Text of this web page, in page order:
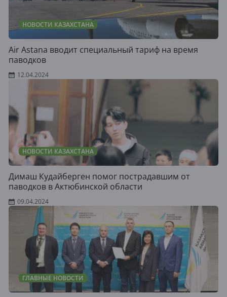
НОВОСТИ КАЗАХСТАНА
Air Astana вводит специальный тариф на время
паводков
12.04.2024
НОВОСТИ КАЗАХСТАНА
Димаш Кудайберген помог пострадавшим от
паводков в Актюбинской области
09.04.2024
ГЛАВНЫЕ НОВОСТИ